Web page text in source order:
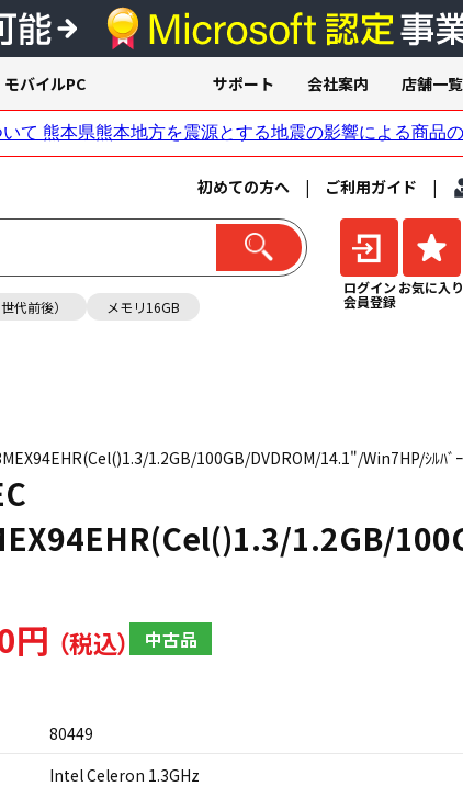
初めての方へ | ご利用ガイド |
代前後） メモリ16GB
ログイン
会員登録
お気に入り
モバイルPC サポート 会社案内 店舗一覧
1.2GB/100GB/DVDROM/14.1"/Win7HP/ｼﾙﾊﾞ
1.2GB/
円 中古品
80449
Intel Celeron 1.3GHz